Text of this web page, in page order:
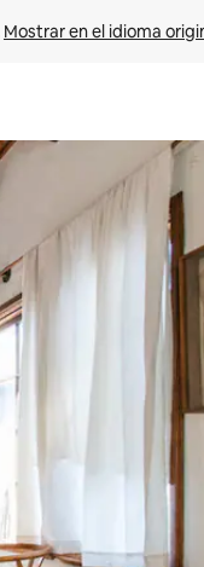
Mostrar en el idioma
explora con el tacto o